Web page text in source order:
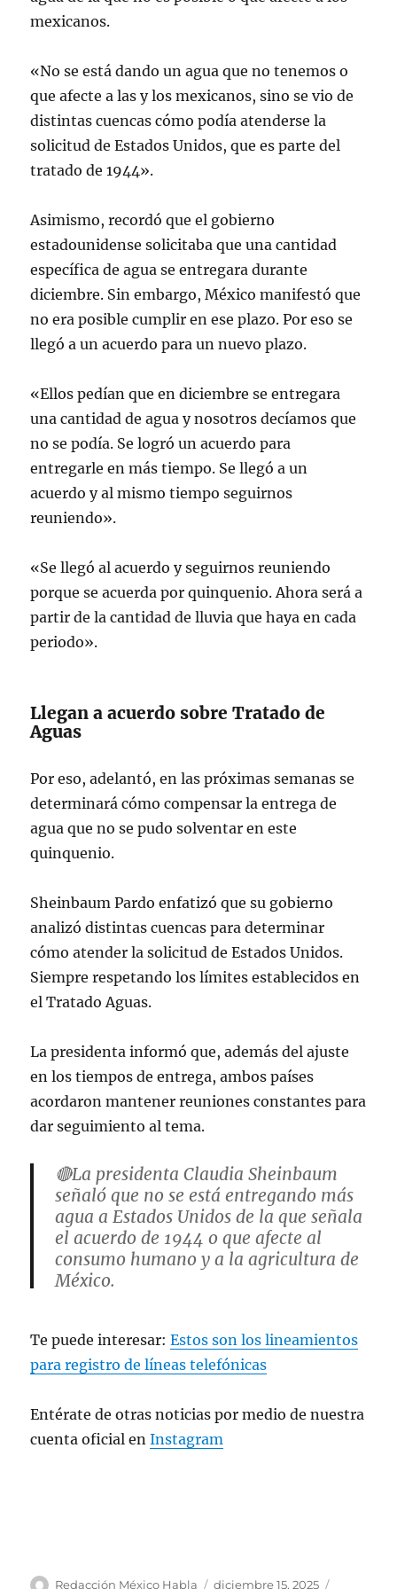
mexicanos.
«No se está dando un agua que no tenemos o
que afecte a las y los mexicanos, sino se vio de
distintas cuencas cómo podía atenderse la
solicitud de Estados Unidos, que es parte del
tratado de 1944».
Asimismo, recordó que el gobierno
estadounidense solicitaba que una cantidad
específica de agua se entregara durante
diciembre. Sin embargo, México manifestó que
no era posible cumplir en ese plazo. Por eso se
llegó a un acuerdo para un nuevo plazo.
«Ellos pedían que en diciembre se entregara
una cantidad de agua y nosotros decíamos que
no se podía. Se logró un acuerdo para
entregarle en más tiempo. Se llegó a un
acuerdo y al mismo tiempo seguirnos
reuniendo».
«Se llegó al acuerdo y seguirnos reuniendo
porque se acuerda por quinquenio. Ahora será a
partir de la cantidad de lluvia que haya en cada
periodo».
Llegan a acuerdo sobre Tratado de
Aguas
Por eso, adelantó, en las próximas semanas se
determinará cómo compensar la entrega de
agua que no se pudo solventar en este
quinquenio.
Sheinbaum Pardo enfatizó que su gobierno
analizó distintas cuencas para determinar
cómo atender la solicitud de Estados Unidos.
Siempre respetando los límites establecidos en
el Tratado Aguas.
La presidenta informó que, además del ajuste
en los tiempos de entrega, ambos países
acordaron mantener reuniones constantes para
dar seguimiento al tema.
🔴La presidenta Claudia Sheinbaum
señaló que no se está entregando más
agua a Estados Unidos de la que señala
el acuerdo de 1944 o que afecte al
consumo humano y a la agricultura de
México.
hacer la entrega en más tiempo y se
dejó en claro que…
— Azucena Uresti (@azucenau)
December 15, 2025
Te puede interesar:Estos son los lineamientos
para registro de líneas telefónicas
Entérate de otras noticias por medio de nuestra
cuenta oficial enInstagram
A
Redacción México Habla
P
diciembre 15, 2025